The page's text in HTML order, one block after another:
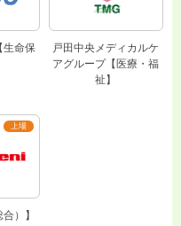
生命保
戸田中央メディカルケ
アグループ【医療・福
祉】
）】